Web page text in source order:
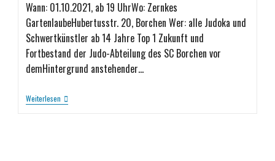
Wann: 01.10.2021, ab 19 UhrWo: Zernkes
GartenlaubeHubertusstr. 20, Borchen Wer: alle Judoka und
Schwertkünstler ab 14 Jahre Top 1 Zukunft und
Fortbestand der Judo-Abteilung des SC Borchen vor
demHintergrund anstehender…
Weiterlesen